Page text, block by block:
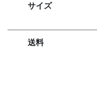
サイズ
送料